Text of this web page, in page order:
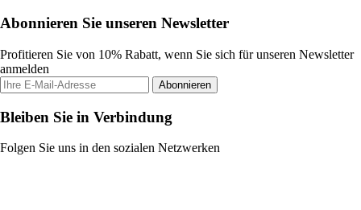
Abonnieren Sie unseren Newsletter
Profitieren Sie von 10% Rabatt, wenn Sie sich für unseren Newsletter
anmelden
Abonnieren
Bleiben Sie in Verbindung
Folgen Sie uns in den sozialen Netzwerken